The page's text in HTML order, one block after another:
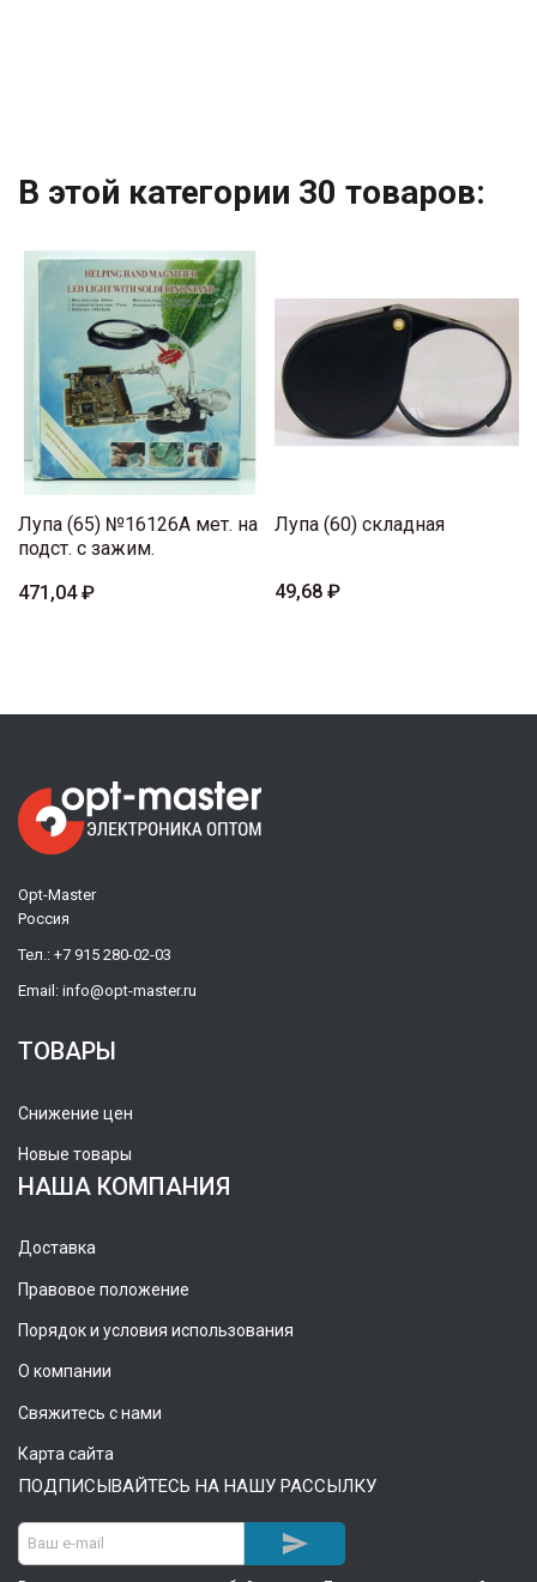
В этой категории 30 товаров:
Лупа (65) №16126A мет. на
подст. с зажим.
471,04 ₽
Лупа (60) складная
49,68 ₽
Opt-Master
Россия
Тел.: +7 915 280-02-03
Email: info@opt-master.ru
ТОВАРЫ
Снижение цен
Новые товары
НАША КОМПАНИЯ
Доставка
Правовое положение
Порядок и условия использования
О компании
Свяжитесь с нами
Карта сайта
ПОДПИСЫВАЙТЕСЬ НА НАШУ РАССЫЛКУ
